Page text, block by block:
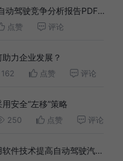
动驾驶竞争分析报告PDF合
点赞 评论
力企业发展？
162 点赞 评论
安全“左移”策略
250 点赞 评论
件技术提高自动驾驶汽车